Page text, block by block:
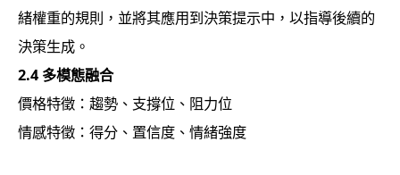
緒權重的規則，並將其應用到決策提示中，以指導後續的
決策生成。
2.4 多模態融合
價格特徵：趨勢、支撐位、阻力位
情感特徵：得分、置信度、情緒強度